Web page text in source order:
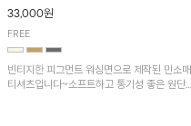
33,000원
FREE
빈티지한 피그먼트 워싱면으로 제작된 민소매
티셔츠입니다~소프트하고 통기성 좋은 원단